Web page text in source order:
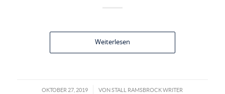
Weiterlesen
OKTOBER 27, 2019
/ VONSTALL RAMSBROCK WRITER